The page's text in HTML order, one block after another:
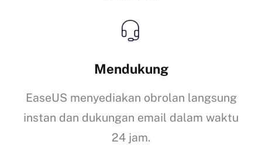
Mendukung
EaseUS menyediakan obrolan langsung
instan dan dukungan email dalam waktu
24 jam.